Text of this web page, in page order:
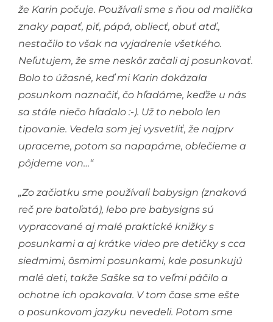
že Karin počuje. Používali sme s ňou od malička
znaky papať, piť, pápá, obliecť, obuť atď.,
nestačilo to však na vyjadrenie všetkého.
Neľutujem, že sme neskôr začali aj posunkovať.
Bolo to úžasné, keď mi Karin dokázala
posunkom naznačiť, čo hľadáme, keďže u nás
sa stále niečo hľadalo :-). Už to nebolo len
tipovanie. Vedela som jej vysvetliť, že najprv
upraceme, potom sa napapáme, oblečieme a
pôjdeme von…“
„Zo začiatku sme používali babysign (znaková
reč pre batoľatá), lebo pre babysigns sú
vypracované aj malé praktické knižky s
posunkami a aj krátke video pre detičky s cca
siedmimi, ôsmimi posunkami, kde posunkujú
malé deti, takže Saške sa to veľmi páčilo a
ochotne ich opakovala. V tom čase sme ešte
o posunkovom jazyku nevedeli. Potom sme